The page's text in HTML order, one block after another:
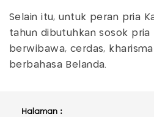
Selain itu, untuk peran pria
tahun dibutuhkan sosok pria
berwibawa, cerdas,
berbahasa Belanda.
Halaman :